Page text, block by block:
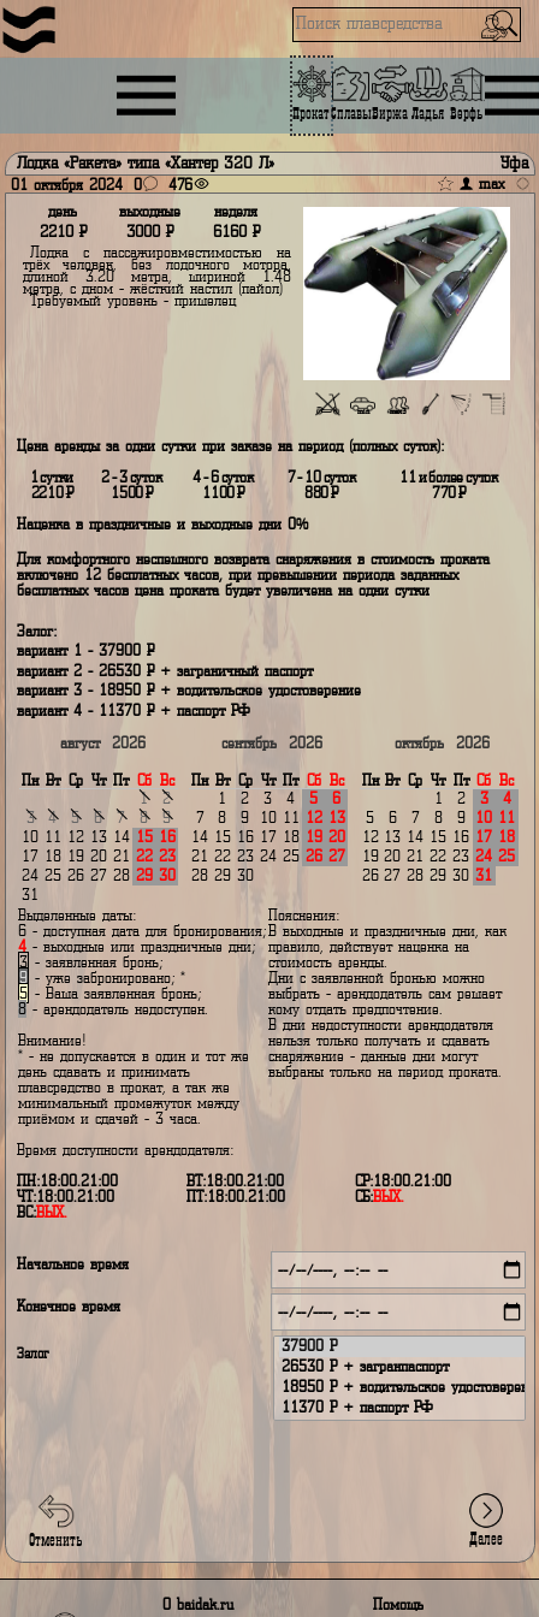
Лодка «Ракета» типа «Хантер 320 Л»
01 октября 2024 0 476
день
2210Р
выходные
3000Р
неделя
6160Р
Лодка с пассажировместимостью на
трёх человек, без лодочного мотора,
длиной 3.20 метра, шириной 1.48
Цена аренды за одни сутки при заказе на период (полных суток):
1 сутки
Р
2 - 3 суток 4 - 6 суток
Наценка в праздничные и выходные дни 0%
Для комфортного неспешного возврата снаряжения в стоимость
включено 12 бесплатных часов, при превышении периода заданных
бесплатных часов цена проката будет увеличена на одни сутки
Залог:
вариант 1 - 37900
вариант 2 - 26530
+ заграничный паспорт
вариант 4 - 11370P+ паспорт РФ
август 2026
Пн Вт Ср Чт Пт Сб Вс
1
3
4 5 6 7
10 11 12 13 14 15 16
17 18 19 20 21 22 23
24
25 26 27 28 29 30
31
сентябрь 2026
Пн Вт Ср Чт Пт Сб Вс
1
6
9 10 11
14 15 16 17 18 19 20
21 22 23 24 25 26 27
30
октябрь
Пн Вт Ср Чт Пт
1
12 13 14 15 16
19 20 21
26 27 28 29
Выделенные даты:
6- доступная дата для бронирования;
4- выходные или праздничные дни;
3- заявленная бронь;
9- уже забронировано; *
5- Ваша заявленная бронь;
8- арендодатель недоступен.
Внимание!
* - не допускается в один и тот же
день сдавать и принимать
плавсредство в прокат, а так же
Пояснения:
В выходные и праздничные дни,
правило, действует наценка на
стоимость аренды.
снаряжение - данные дни могут
выбраны только на период
Время доступности арендодателя:
ПН:18:00.21:00
ВТ:18:00.21:00
ПТ:18:00.21:00 СБ:ВЫХ.
ВС:ВЫХ.
Залог
Прокат Сплавы Биржа Ладья